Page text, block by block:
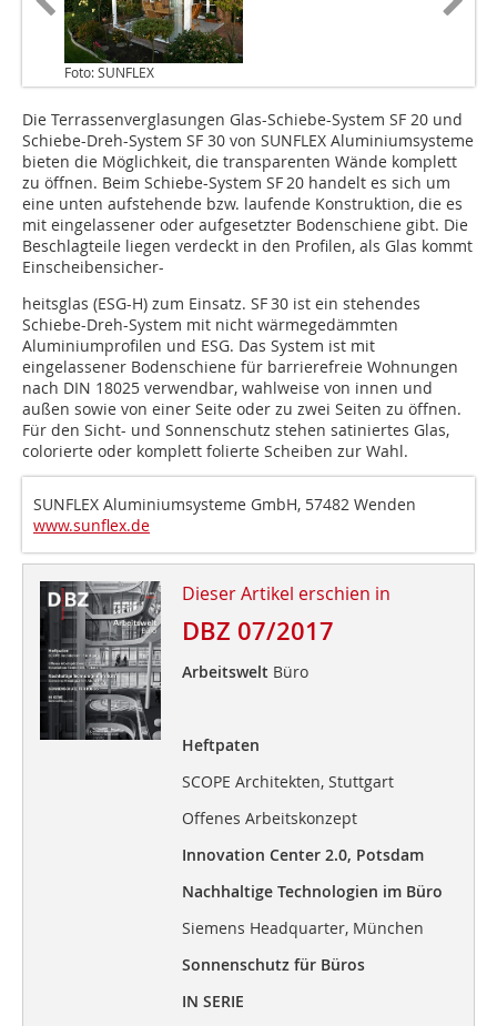
Foto: SUNFLEX
Die Terrassenverglasungen Glas-Schiebe-System SF 20 und
Schiebe-Dreh-System SF 30 von SUNFLEX Aluminiumsysteme
bieten die Möglichkeit, die transparenten Wände komplett
zu öffnen. Beim Schiebe-System SF 20 handelt es sich um
eine unten aufstehende bzw. laufende Konstruktion, die es
mit eingelassener oder aufgesetzter Bodenschiene gibt. Die
Beschlagteile liegen verdeckt in den Profilen, als Glas kommt
Einscheibensicher-
heitsglas (ESG-H) zum Einsatz. SF 30 ist ein stehendes
Schiebe-Dreh-System mit nicht wärmegedämmten
Aluminiumprofilen und ESG. Das System ist mit
eingelassener Bodenschiene für barrierefreie Wohnungen
nach DIN 18025 verwendbar, wahlweise von innen und
außen sowie von einer Seite oder zu zwei Seiten zu öffnen.
Für den Sicht- und Sonnenschutz stehen satiniertes Glas,
colorierte oder komplett folierte Scheiben zur Wahl.
SUNFLEX Aluminiumsysteme GmbH, 57482 Wenden
www.sunflex.de
Dieser Artikel erschien in
DBZ 07/2017
Arbeitswelt Büro
Heftpaten
SCOPE Architekten, Stuttgart
Offenes Arbeitskonzept
Innovation Center 2.0, Potsdam
Nachhaltige Technologien im Büro
Siemens Headquarter, München
Sonnenschutz für Büros
IN SERIE